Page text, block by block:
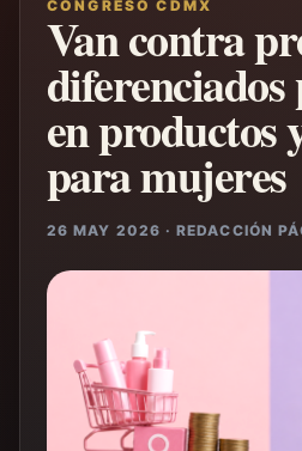
CONGRESO CDMX
Van contra
diferenciados
en productos
para mujeres
26 MAY 2026 · REDACCIÓN